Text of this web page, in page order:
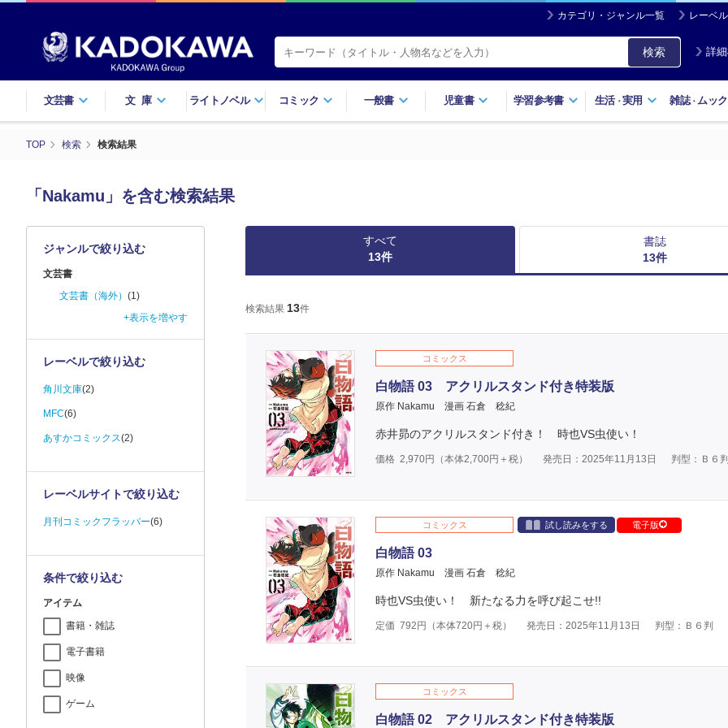
カテゴリ・ジャンル一覧 レーベ
検索 詳
文芸書 文庫 ライトノベル コミック 一般書 児童書 学習参考書 生活・実用 雑誌・ ムック
TOP 検索 検索結果
「Nakamu」を含む検索結果
すべて
13件
書誌
13件
検索結果 13件
コミックス
白物語 03 アクリルスタンド付き特装版
原作 Nakamu 漫画 石倉 稔紀
赤井昴のアクリルスタンド付き！ 時也VS虫使い！
価格 2,970円（本体2,700円＋税） 発売日：2025年11月13日 判型：Ｂ６
コミックス 試し読みをする 電子版
白物語 03
原作 Nakamu 漫画 石倉 稔紀
時也VS虫使い！ 新たなる力を呼び起こせ!!
定価 792 円（本体720円＋税） 発売日：2025年11月13日 判型：Ｂ６判
コミックス
白物語 02 アクリルスタンド付き特装版
ジャンルで絞り込む
文芸書
文芸書（海外） (1)
+表示を増やす
レーベルで絞り込む
角川文庫(2)
MFC(6)
あすかコミックス(2)
レーベルサイトで絞り込む
月刊コミックフラッパー(6)
条件で絞り込む
アイテム
書籍・雑誌
電子書籍
映像
ゲーム